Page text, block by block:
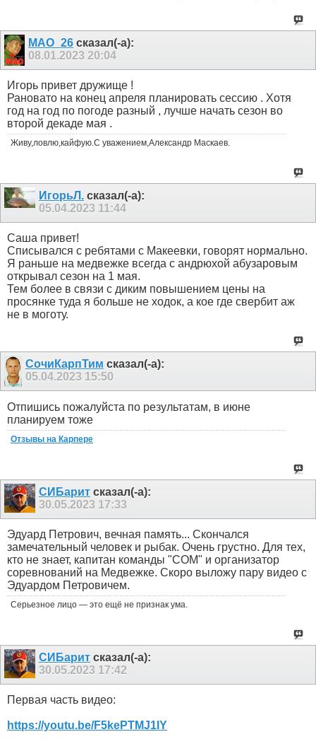
MAO_26 сказал(-а):
08.01.202320:04
Игорь привет дружище !
Рановато на конец апреля планировать сессию . Хотя
год на год по погоде разный , лучше начать сезон во
второй декаде мая .
Живу,ловлю,кайфую.С уважением,Александр Маскаев.
ИгорьЛ. сказал(-а):
05.04.2023 11:44
Саша привет!
Списывался с ребятами с Макеевки, говорят нормально.
Я раньше на медвежке всегда с андрюхой абузаровым
открывал сезон на 1 мая.
Тем более в связи с диким повышением цены на
просянке туда я больше не ходок, а кое где свербит аж
не в моготу.
СочиКарпТим сказал(-а):
05.04.2023 15:50
Отпишись пожалуйста по результатам, в июне
планируем тоже
Отзывы на Карпере
СИБарит сказал(-а):
30.05.2023 17:33
Эдуард Петрович, вечная память... Скончался
замечательный человек и рыбак. Очень грустно. Для тех,
кто не знает, капитан команды "СОМ" и организатор
соревнований на Медвежке. Скоро выложу пару видео с
Эдуардом Петровичем.
Серьезное лицо — это ещё не признак ума.
СИБарит сказал(-а):
30.05.2023 17:42
Первая часть видео:
https://youtu.be/F5kePTMJ1IY